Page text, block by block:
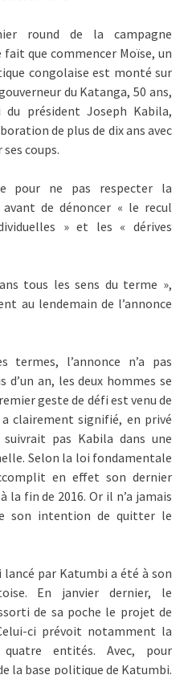
round de la campagne
que commencer Moïse, un
congolaise est monté sur
du Katanga, 50 ans,
président Joseph Kabila,
de plus de dix ans avec
coups.
pour ne pas respecter la
de dénoncer « le recul
» et les « dérives
tous les sens du terme »,
au lendemain de l’annonce
l’annonce n’a pas
d’un an, les deux hommes se
geste de défi est venu de
clairement signifié, en privé
pas Kabila dans une
Selon la loi fondamentale
en effet son dernier
la fin de 2016. Or il n’a jamais
son intention de quitter le
par Katumbi a été à son
En janvier dernier, le
de sa poche le projet de
ci prévoit notamment la
entités. Avec, pour
la base politique de Katumbi.